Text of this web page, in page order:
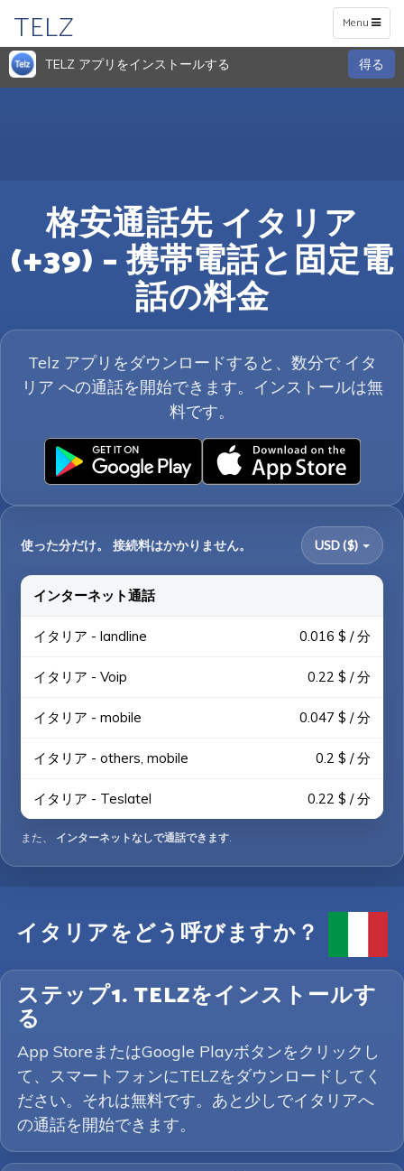
Toggle
navigation
Menu
TELZ
TELZ アプリをインストールする 得る
格安通話先 イタリア
(+39) – 携帯電話と固定電
話の料金
Telz アプリをダウンロードすると、数分で イタ
リア への通話を開始できます。インストールは無
料です。
使った分だけ。 接続料はかかりません。 USD ($)
インターネット通話
イタリア - landline 0.016 $ / 分
イタリア - Voip 0.22 $ / 分
イタリア - mobile 0.047 $ / 分
イタリア - others, mobile 0.2 $ / 分
イタリア - Teslatel 0.22 $ / 分
また、 インターネットなしで通話できます.
イタリアをどう呼びますか？
ステップ1. TELZをインストールす
る
App StoreまたはGoogle Playボタンをクリックし
て、スマートフォンにTELZをダウンロードしてく
ださい。それは無料です。あと少しでイタリアへ
の通話を開始できます。